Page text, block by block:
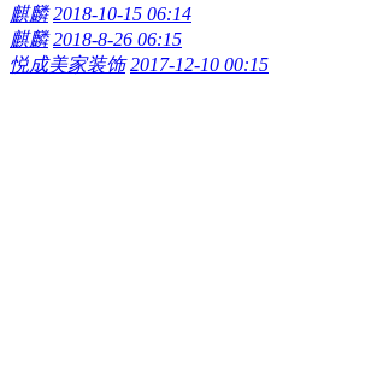
麒麟 2018-10-15 06:14
麒麟 2018-8-26 06:15
悦成美家装饰 2017-12-10 00:15